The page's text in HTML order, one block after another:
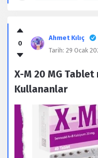
0
Ahmet Kılıç
Tarih: 29 Ocak
X-M 20 MG
Kullananlar